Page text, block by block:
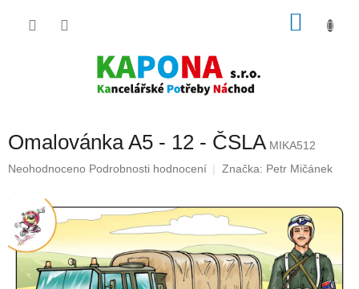
Omalovánka A5 - 12 - ČSLA MIKA512
Průměrné
produktu
0,0
z
hvězdiček.
Neohodnoceno Podrobnosti hodnocení Značka: Petr Mičánek